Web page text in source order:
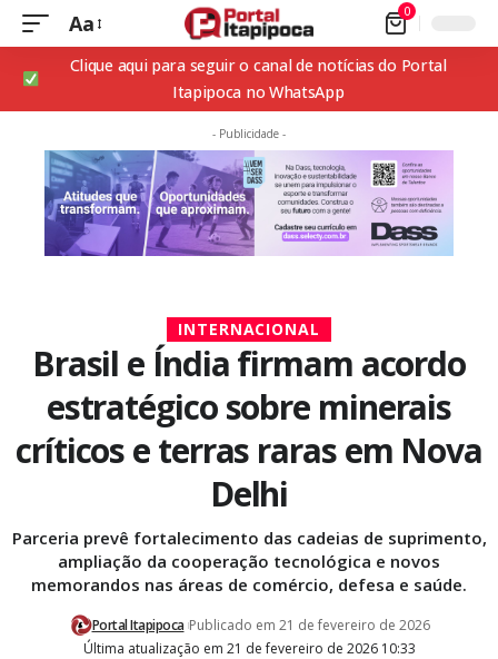
Aa 0
Clique aqui para seguir o canal de notícias do Portal
Itapipoca no WhatsApp
- Publicidade -
INTERNACIONAL
Brasil e Índia firmam acordo
estratégico sobre minerais
críticos e terras raras em Nova
Delhi
Parceria prevê fortalecimento das cadeias de suprimento,
ampliação da cooperação tecnológica e novos
memorandos nas áreas de comércio, defesa e saúde.
Última atualização em 21 de fevereiro de 2026 10:33
Portal Itapipoca Publicado em 21 de fevereiro de 2026